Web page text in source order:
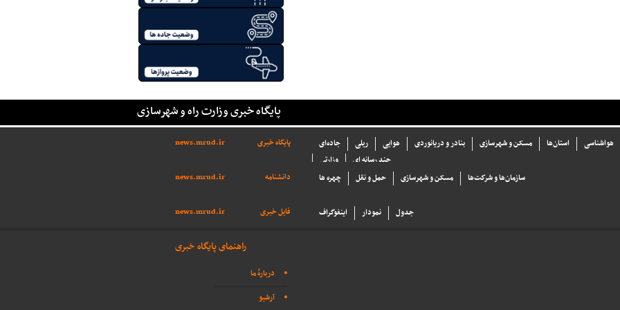
پایگاه خبری وزارت راه و شهرسازی
پایگاه خبری news.mrud.ir جاده‌ای ریلی هوایی بنادر و دریانوردی مسکن و شهرسازی استان‌ها
هواشناسی
وزارتی
چند رسانه ای
دانشنامه
news.mrud.ir چهره ها حمل و نقل مسکن و شهرسازی سازما‌ن‌ها و شركت‌ها
فایل خبری news.mrud.ir اینفوگراف نمودار جدول
راهنمای پایگاه خبری
دربارهٔ ما
آرشیو